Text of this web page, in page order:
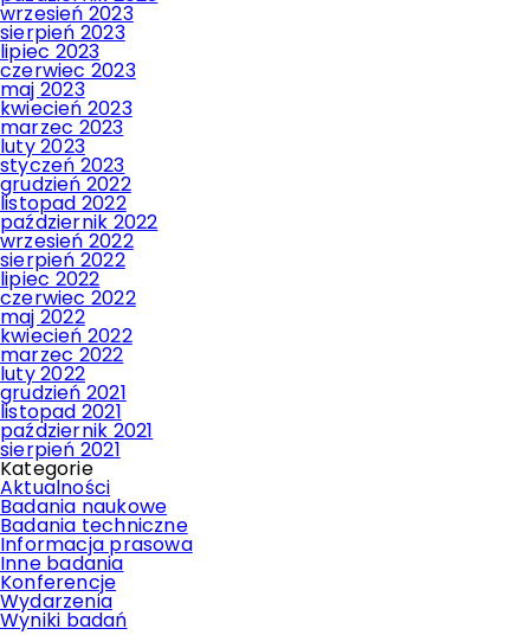
wrzesień 2023
sierpień 2023
lipiec 2023
czerwiec 2023
maj 2023
kwiecień 2023
marzec 2023
luty 2023
styczeń 2023
grudzień 2022
listopad 2022
październik 2022
wrzesień 2022
sierpień 2022
lipiec 2022
czerwiec 2022
maj 2022
kwiecień 2022
marzec 2022
luty 2022
grudzień 2021
listopad 2021
październik 2021
sierpień 2021
Kategorie
Aktualności
Badania naukowe
Badania techniczne
Informacja prasowa
Inne badania
Konferencje
Wydarzenia
Wyniki badań